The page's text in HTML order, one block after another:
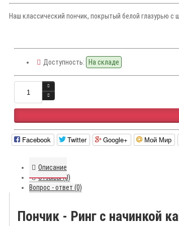
Наш классический пончик, покрытый белой глазурью
Доступность: На складе
Facebook Twitter Google+ Мой Мир
Описание
Отзывы (0)
Вопрос - ответ (0)
Пончик - Ринг с начинкой